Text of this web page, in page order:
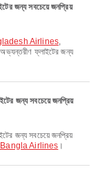
জন্য সবচেয়ে জনপ্রিয়
Airlines,
ফ্লাইটের জন্য
জন্য সবচেয়ে জনপ্রিয়
Airlines ।